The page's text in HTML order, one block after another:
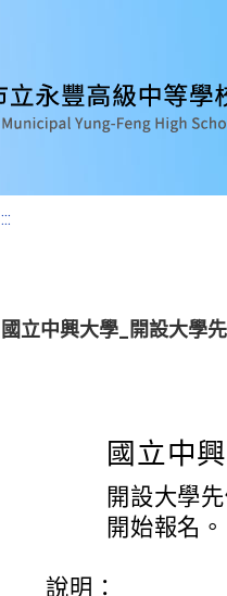
:::
國立中興大學_開設大學
國立中
開設大學
開始報名。
說明：